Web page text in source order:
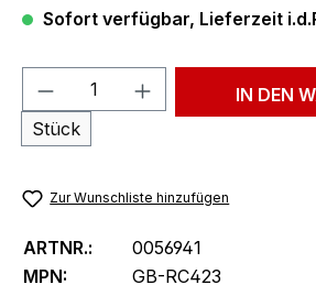
Sofort verfügbar, Lieferzeit
Produkt Anzahl: Gib
Stück
IN DEN
Zur Wunschliste hinzufügen
ARTNR.:
0056941
MPN:
GB-RC423